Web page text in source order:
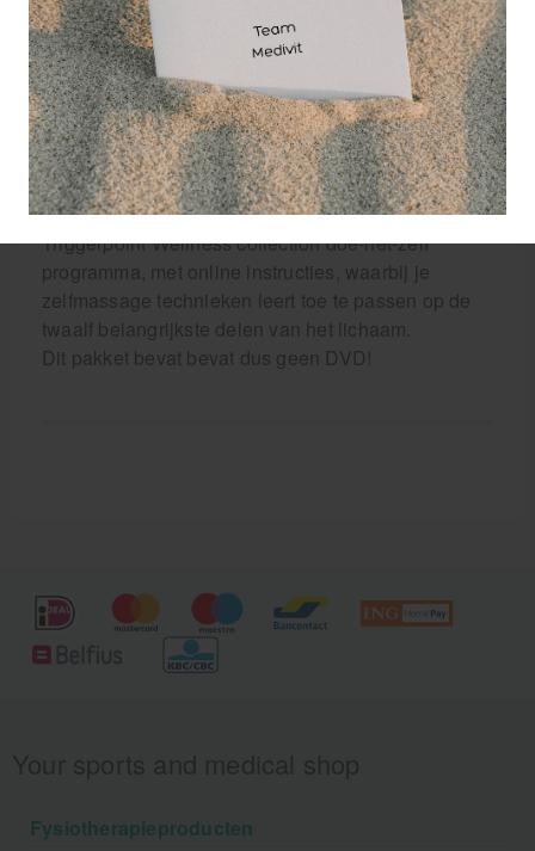
Triggerpoint
Wellness Collection pakket bestaat uit:
1 Quadballer
1 Footballer
1 Baller Block
2 TP Massage Balls
1 TP2 Ball Sleeve
Triggerpoint Wellness collection doe-het-zelf
programma, met online instructies, waarbij je
zelfmassage technieken leert toe te passen op de
twaalf belangrijkste delen van het lichaam.
Dit pakket bevat bevat dus geen DVD!
Fysiotherapieproducten